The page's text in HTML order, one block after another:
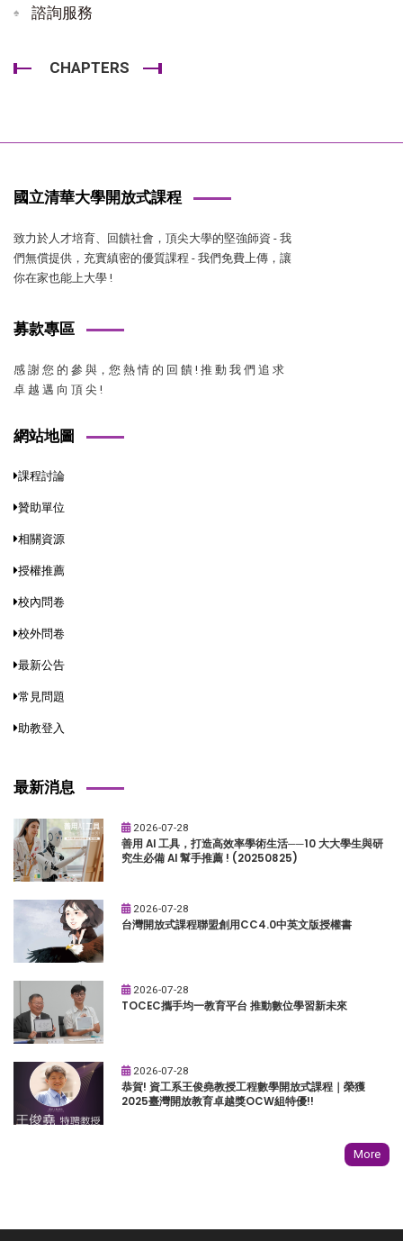
諮詢服務
CHAPTERS
國立清華大學開放式課程
致力於人才培育、回饋社會，頂尖大學的堅強師資 - 我
們無償提供，充實縝密的優質課程 - 我們免費上傳，讓
你在家也能上大學 !
募款專區
感 謝 您 的 參 與，您 熱 情 的 回 饋 ! 推 動 我 們 追 求
卓 越 邁 向 頂 尖 !
網站地圖
課程討論
贊助單位
相關資源
授權推薦
校內問卷
校外問卷
最新公告
常見問題
助教登入
最新消息
2026-07-28
善用 AI 工具，打造高效率學術生活──10 大大學生與研
究生必備 AI 幫手推薦 ! (20250825)
2026-07-28
台灣開放式課程聯盟創用CC4.0中英文版授權書
2026-07-28
TOCEC攜手均一教育平台 推動數位學習新未來
2026-07-28
恭賀! 資工系王俊堯教授工程數學開放式課程｜榮獲
2025臺灣開放教育卓越獎OCW組特優!!
More